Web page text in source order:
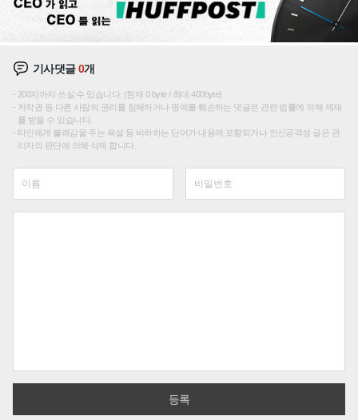
기사댓글0개
200자까지 쓰실 수 있습니다. (현재 0 byte / 최대 400byte)
저작권 등 다른 사람의 권리를 침해하거나 명예를 훼손하는 댓글은 관련 법률에 의해 제재
를 받을 수 있습니다.
타인에게 불쾌감을 주는 욕설 등 비하하는 단어가 내용에 포함되거나 인신공격성 글은 관
리자의 판단에 의해 삭제 합니다.